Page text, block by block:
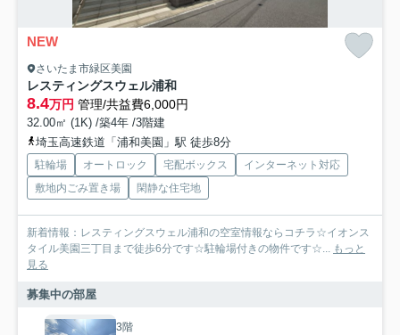
NEW
さいたま市緑区美園
レスティングスウェル浦和
8.4万円 管理/共益費6,000円
32.00㎡ (1K) /築4年 /3階建
埼玉高速鉄道「浦和美園」駅 徒歩8分
駐輪場 オートロック 宅配ボックス
インターネット対応
敷地内ごみ置き場
閑静な住宅地
新着情報：レスティングスウェル浦和の空室情報ならコチラ☆イオンス
タイル美園三丁目まで徒歩6分です☆駐輪場付きの物件です☆... もっと
見る
募集中の部屋
3階